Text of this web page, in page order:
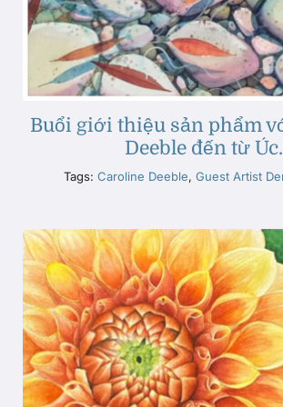
Buổi giới thiệu sản phẩm
Deeble đến từ Úc.
Tags: Caroline Deeble, Guest Artist